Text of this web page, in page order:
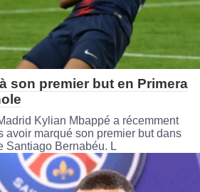
son premier but en Primera
Kylian Mbappé a récemment
avoir marqué son premier but dans
Santiago Bernabéu. L